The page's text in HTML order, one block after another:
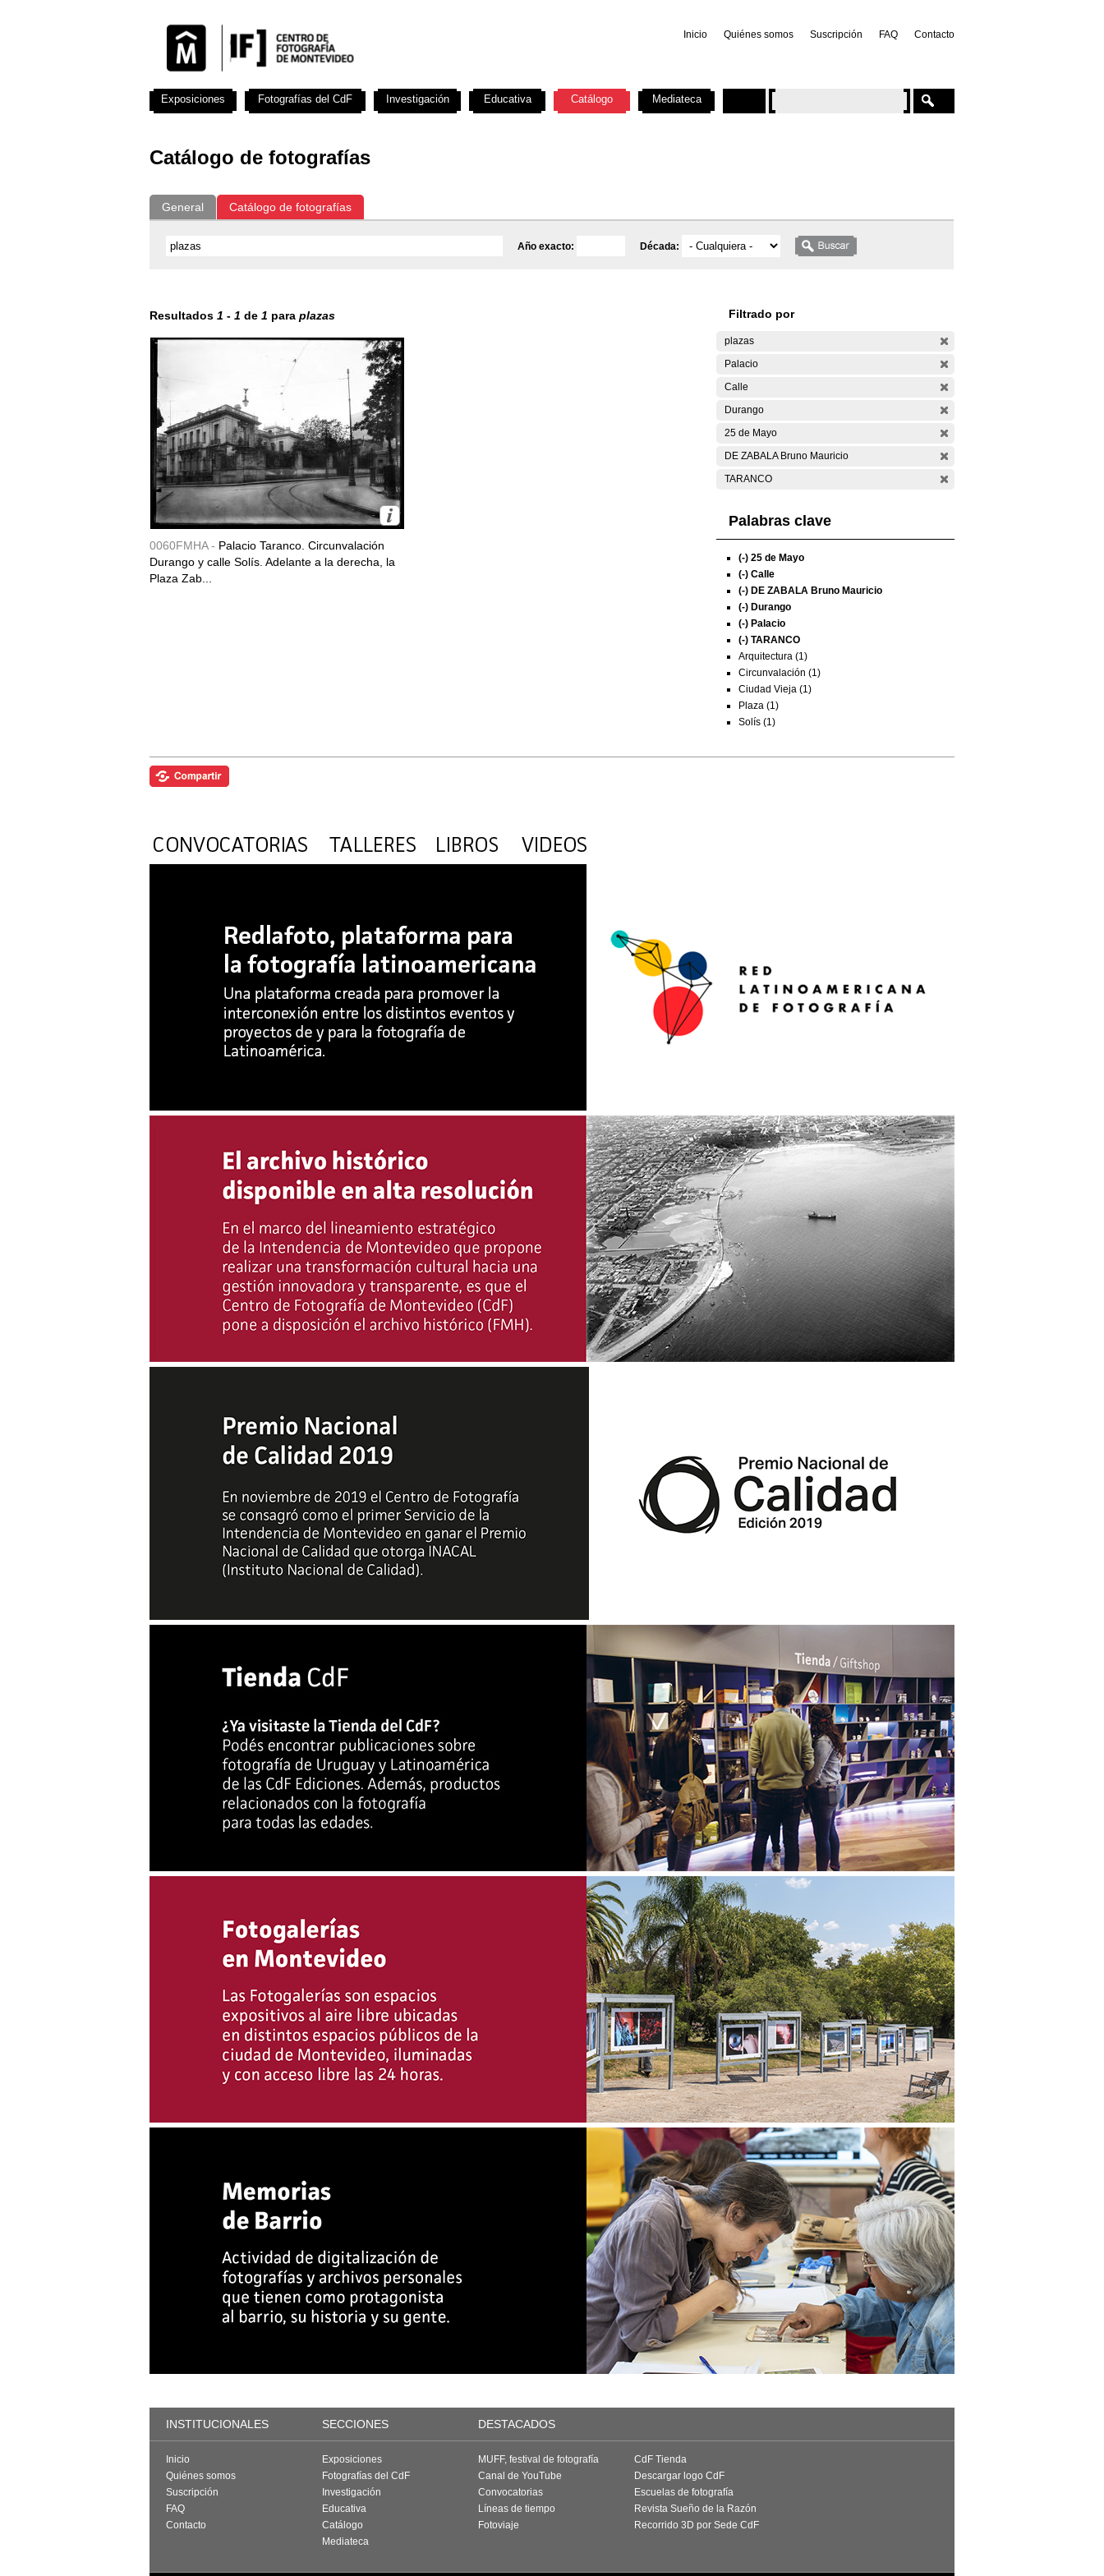
Inicio Quiénes somos Suscripción FAQ Contacto
Catálogo de fotografías
General Catálogo de fotografías
Año exacto: Década:
Resultados 1 - 1 de 1 para plazas
0060FMHA - Palacio Taranco. Circunvalación
Durango y calle Solís. Adelante a la derecha, la
Plaza Zab...
Filtrado por
plazas
Palacio
Calle
Durango
25 de Mayo
DE ZABALA Bruno Mauricio
TARANCO
Palabras clave
(-) 25 de Mayo
(-) Calle
(-) DE ZABALA Bruno Mauricio
(-) Durango
(-) Palacio
(-) TARANCO
Arquitectura (1)
Circunvalación (1)
Ciudad Vieja (1)
Plaza (1)
Solís (1)
Exposiciones Fotografías del CdF Investigación Educativa Catálogo Mediateca
INSTITUCIONALES SECCIONES DESTACADOS
Inicio
Quiénes somos
Suscripción
FAQ
Contacto
Exposiciones
Fotografías del CdF
Investigación
Educativa
Catálogo
Mediateca
MUFF, festival de fotografía
Canal de YouTube
Convocatorias
Líneas de tiempo
Fotoviaje
CdF Tienda
Descargar logo CdF
Escuelas de fotografía
Revista Sueño de la Razón
Recorrido 3D por Sede CdF